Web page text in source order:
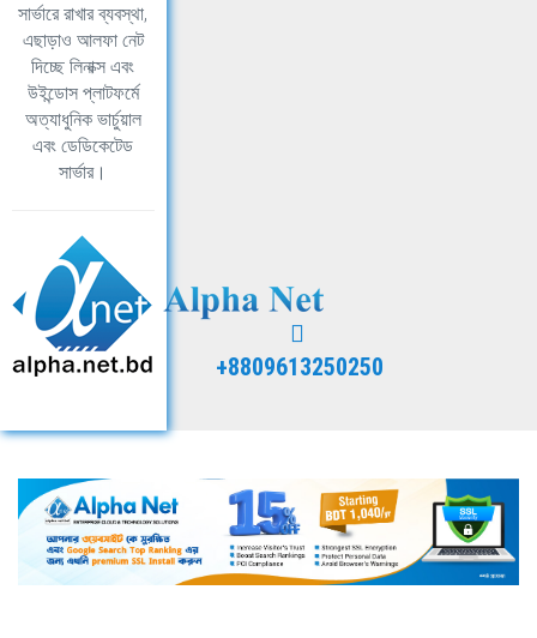
সার্ভারে রাখার ব্যবস্থা,
এছাড়াও আলফা নেট
দিচ্ছে লিনাক্স এবং
উইন্ডোস প্লাটফর্মে
অত্যাধুনিক ভার্চুয়াল
এবং ডেডিকেটেড
সার্ভার।
+8809613250250